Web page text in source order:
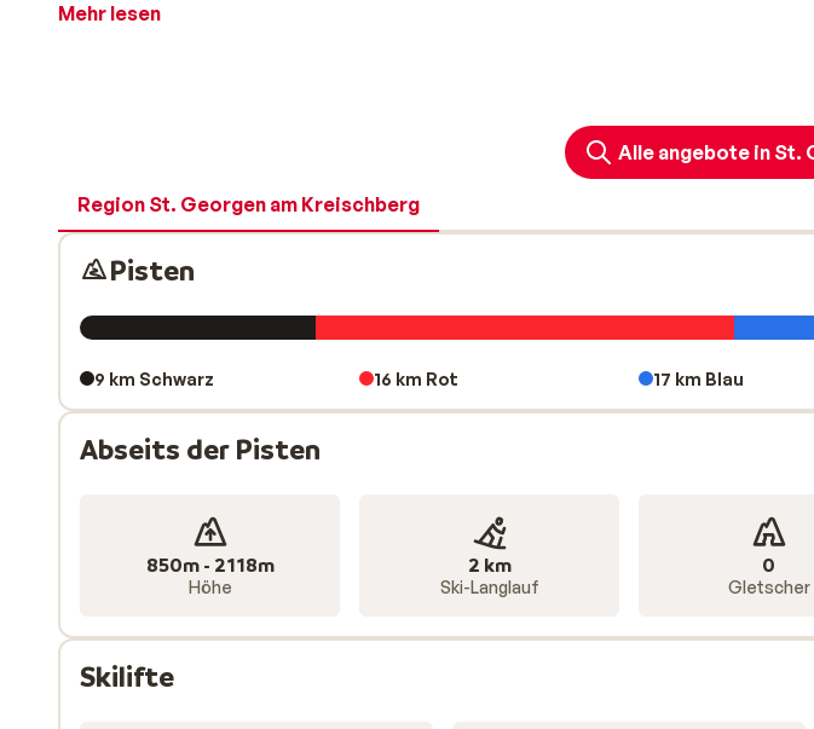
Mehr lesen
Alle angebote in St.
Region St. Georgen am Kreischberg
Pisten
9 km Schwarz 16 km Rot 17 km Blau
Abseits der Pisten
850m - 2118m
Höhe
2 km
Ski-Langlauf
0
Gletscher
Skilifte